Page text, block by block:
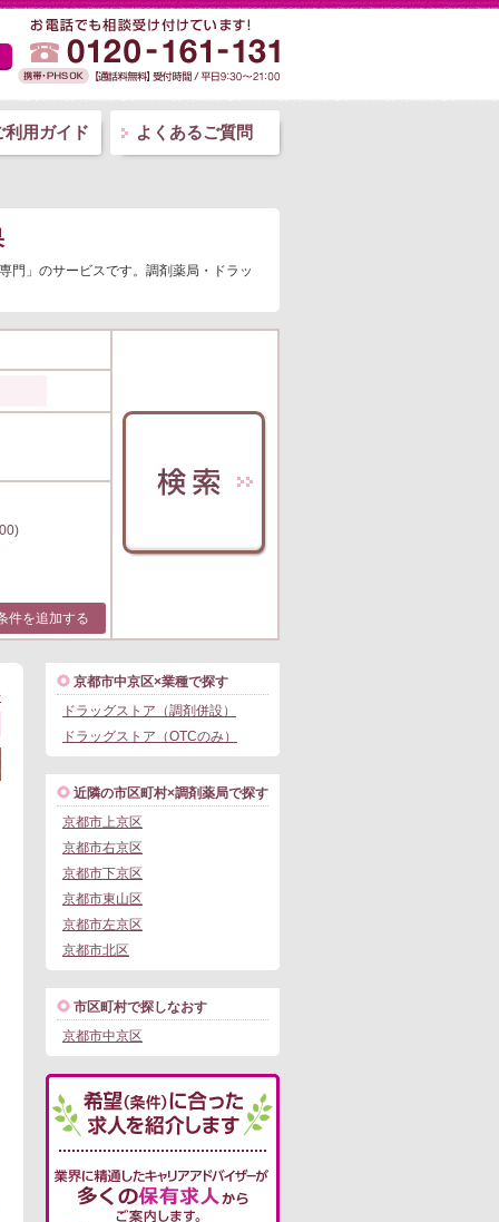
利用ガイド よくあるご質問
門」のサービスです。調剤薬局・ドラッ
件を追加する
この求人にフォームで問い合わせる
京都市中京区×業種で探す
ドラッグストア（調剤併設）
ドラッグストア（OTCのみ）
近隣の市区町村×調剤薬局で探す
京都市上京区
京都市右京区
京都市下京区
京都市東山区
京都市左京区
京都市北区
市区町村で探しなおす
京都市中京区